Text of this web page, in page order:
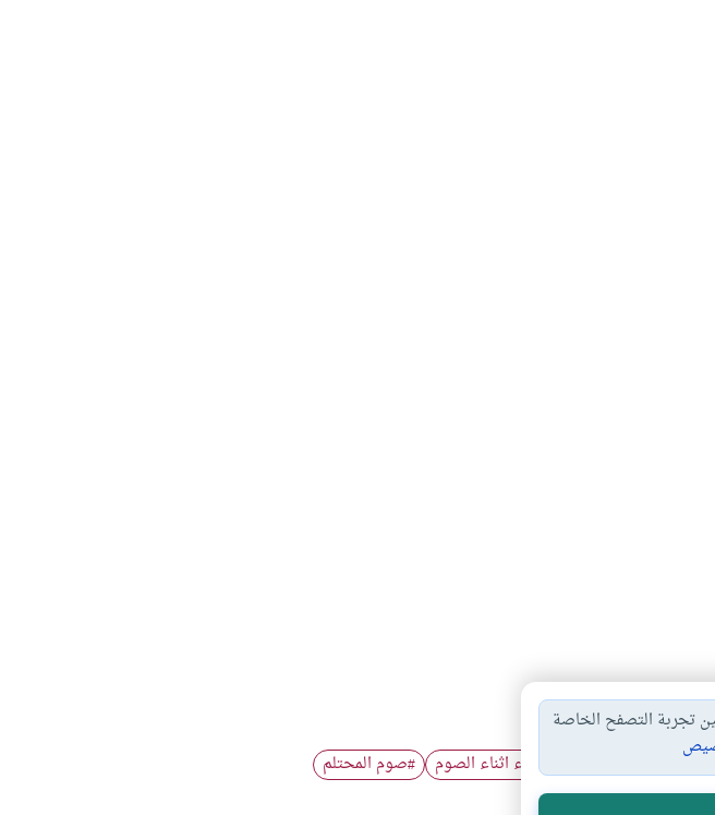
الاستمناء اثناء الصوم #صوم المحتلم
تجربة التصفح الخاصة